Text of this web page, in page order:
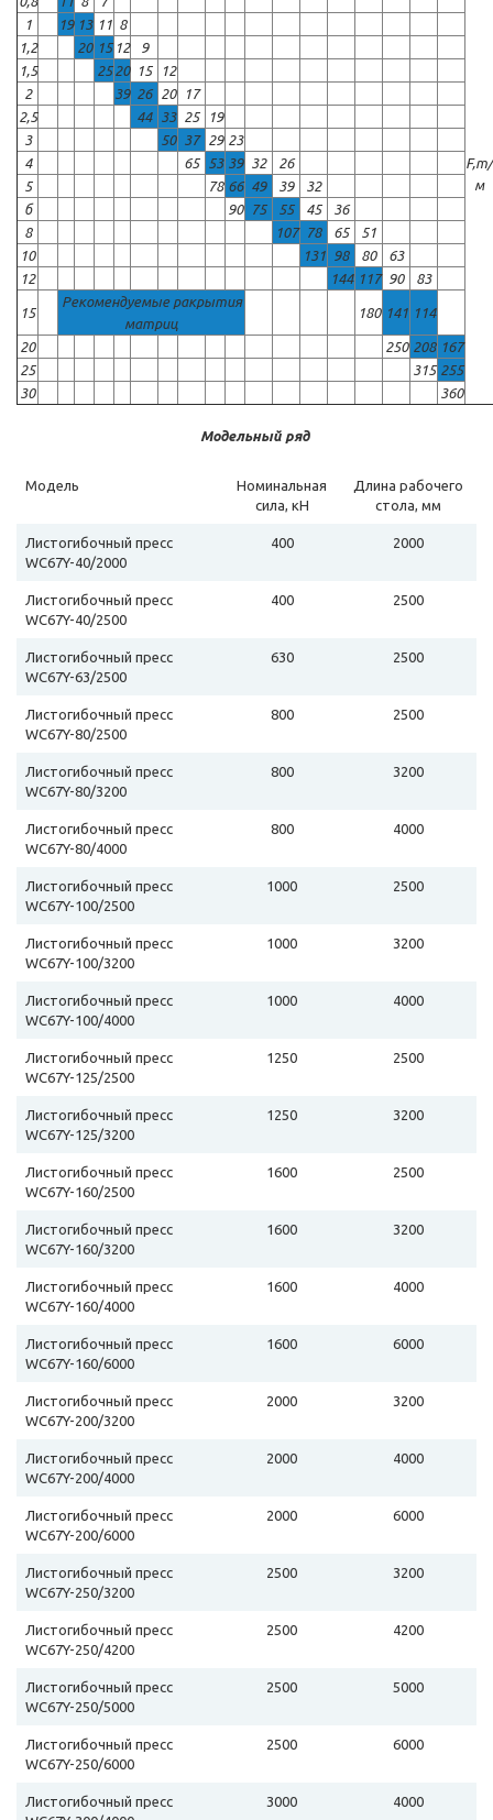
F,т/
м
1
19 13 11 8
1,2
20 15 12
9
1,5
25 20 15
12
2
39 26 20
17
2,5
44 33 25
19
3
50 37 29 23
4
65 53 39 32
26
5
78 66 49 39
32
б
90 75 55 45
36
8
107 78 65
51
10
131 98 80
63
12
144 117 90 83
15
Рекомендуемые ракрытия
матриц
180 141 114
20 250 208 167
25
315 255
30
360
Модельный ряд
Модель
Номинальная
сила, кН
Длина рабочего
стола, мм
Листогибочный пресс
WC67Y-40/2000
400 2000
Листогибочный пресс
WC67Y-40/2500
400 2500
Листогибочный пресс
WC67Y-63/2500
630 2500
Листогибочный пресс
WC67Y-80/2500
800 2500
Листогибочный пресс
WC67Y-80/3200
800 3200
Листогибочный пресс
WC67Y-80/4000
800 4000
Листогибочный пресс
WC67Y-100/2500
1000 2500
Листогибочный пресс
WC67Y-100/3200
1000 3200
Листогибочный пресс
WC67Y-100/4000
1000 4000
Листогибочный пресс
WC67Y-125/2500
1250 2500
Листогибочный пресс
WC67Y-125/3200
1250 3200
Листогибочный пресс
WC67Y-160/2500
1600 2500
Листогибочный пресс
WC67Y-160/3200
1600 3200
Листогибочный пресс
WC67Y-160/4000
1600 4000
Листогибочный пресс
WC67Y-160/6000
1600 6000
Листогибочный пресс
WC67Y-200/3200
2000 3200
Листогибочный пресс
WC67Y-200/4000
2000 4000
Листогибочный пресс
WC67Y-200/6000
2000 6000
Листогибочный пресс
WC67Y-250/3200
2500 3200
Листогибочный пресс
WC67Y-250/4200
2500 4200
Листогибочный пресс
WC67Y-250/5000
2500 5000
Листогибочный пресс
WC67Y-250/6000
2500 6000
Листогибочный пресс
3000 4000